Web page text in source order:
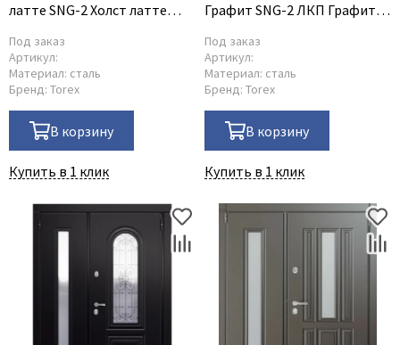
латте SNG-2 Холст латте
Под заказ
Артикул:
Материал: сталь
Бренд: Torex
В корзину
Купить в 1 клик
Графит SNG-2 ЛКП Графит
Под заказ
Артикул:
Материал: сталь
Бренд: Torex
В корзину
Купить в 1 клик